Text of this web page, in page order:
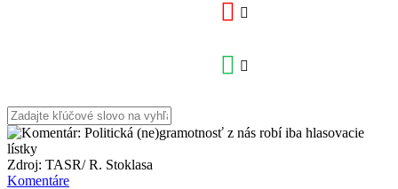
Zdroj: TASR/ R. Stoklasa
Komentáre